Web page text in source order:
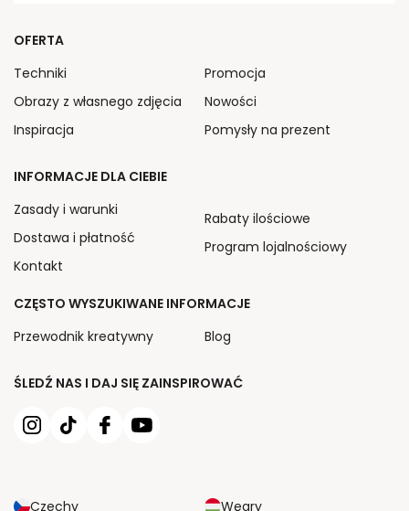
ŚLEDŹ NAS I DAJ SIĘ ZAINSPIROWAĆ
Czechy Węgry
OFERTA
Techniki
Obrazy z własnego zdjęcia
Inspiracja
Promocja
Nowości
Pomysły na prezent
INFORMACJE DLA CIEBIE
Zasady i warunki
Dostawa i płatność
Kontakt
Rabaty ilościowe
Program lojalnościowy
CZĘSTO WYSZUKIWANE INFORMACJE
Przewodnik kreatywny
Blog